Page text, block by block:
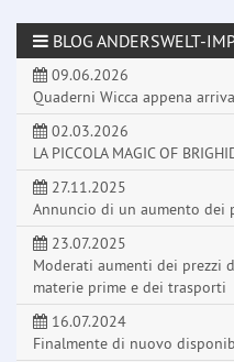
BLOG ANDERSWELT-
09.06.2026
Quaderni Wicca appena
02.03.2026
LA PICCOLA MAGIC OF
27.11.2025
Annuncio di un aumento dei
23.07.2025
Moderati aumenti dei prezzi
materie prime e dei trasporti
16.07.2024
Finalmente di nuovo